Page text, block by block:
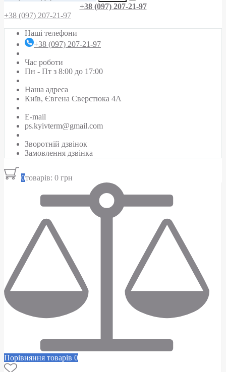
+38 (097) 207-21-97
+38 (097) 207-21-97
Наші телефони
+38 (097) 207-21-97
Час роботи
Пн - Пт з 8:00 до 17:00
Наша адреса
Київ, Євгена Сверстюка 4А
E-mail
ps.kyivterm@gmail.com
Зворотній дзвінок
Замовлення дзвінка
0товарів: 0 грн
Порівняння товарів 0